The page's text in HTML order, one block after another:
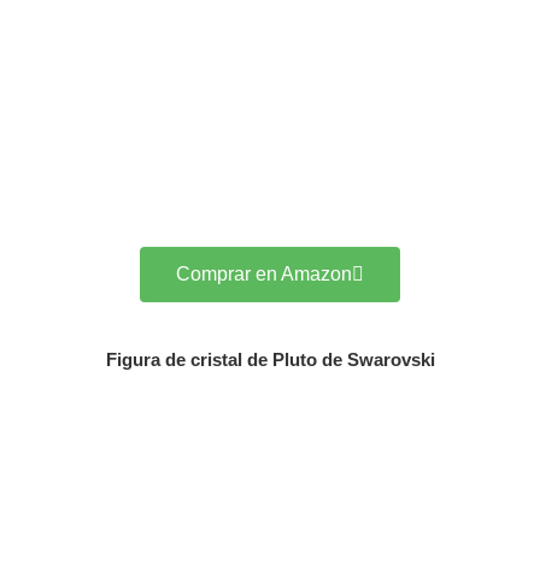
Comprar en Amazon
Figura de cristal de Pluto de Swarovski